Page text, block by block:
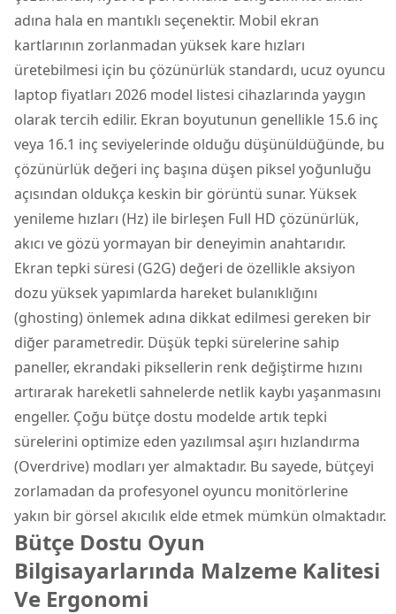
adına hala en mantıklı seçenektir. Mobil ekran
kartlarının zorlanmadan yüksek kare hızları
üretebilmesi için bu çözünürlük standardı, ucuz oyuncu
laptop fiyatları 2026 model listesi cihazlarında yaygın
olarak tercih edilir. Ekran boyutunun genellikle 15.6 inç
veya 16.1 inç seviyelerinde olduğu düşünüldüğünde, bu
çözünürlük değeri inç başına düşen piksel yoğunluğu
açısından oldukça keskin bir görüntü sunar. Yüksek
yenileme hızları (Hz) ile birleşen Full HD çözünürlük,
akıcı ve gözü yormayan bir deneyimin anahtarıdır.
Ekran tepki süresi (G2G) değeri de özellikle aksiyon
dozu yüksek yapımlarda hareket bulanıklığını
(ghosting) önlemek adına dikkat edilmesi gereken bir
diğer parametredir. Düşük tepki sürelerine sahip
paneller, ekrandaki piksellerin renk değiştirme hızını
artırarak hareketli sahnelerde netlik kaybı yaşanmasını
engeller. Çoğu bütçe dostu modelde artık tepki
sürelerini optimize eden yazılımsal aşırı hızlandırma
(Overdrive) modları yer almaktadır. Bu sayede, bütçeyi
zorlamadan da profesyonel oyuncu monitörlerine
yakın bir görsel akıcılık elde etmek mümkün olmaktadır.
Bütçe Dostu Oyun
Bilgisayarlarında Malzeme Kalitesi
Ve Ergonomi